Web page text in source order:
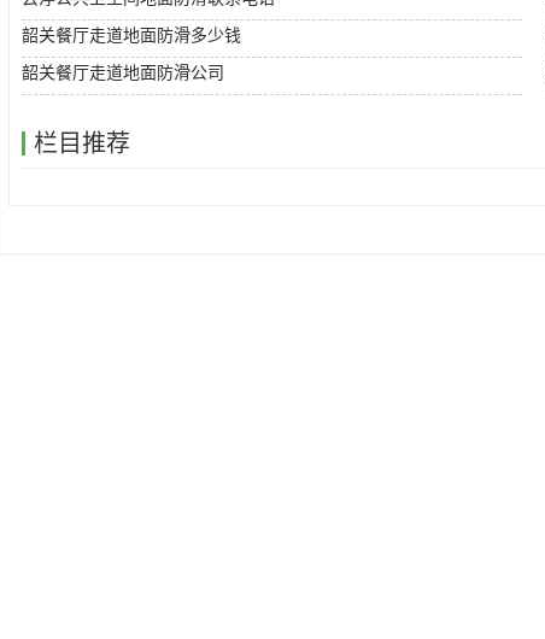
韶关餐厅走道地面防滑多少钱
韶关餐厅走道地面防滑公司
栏目推荐